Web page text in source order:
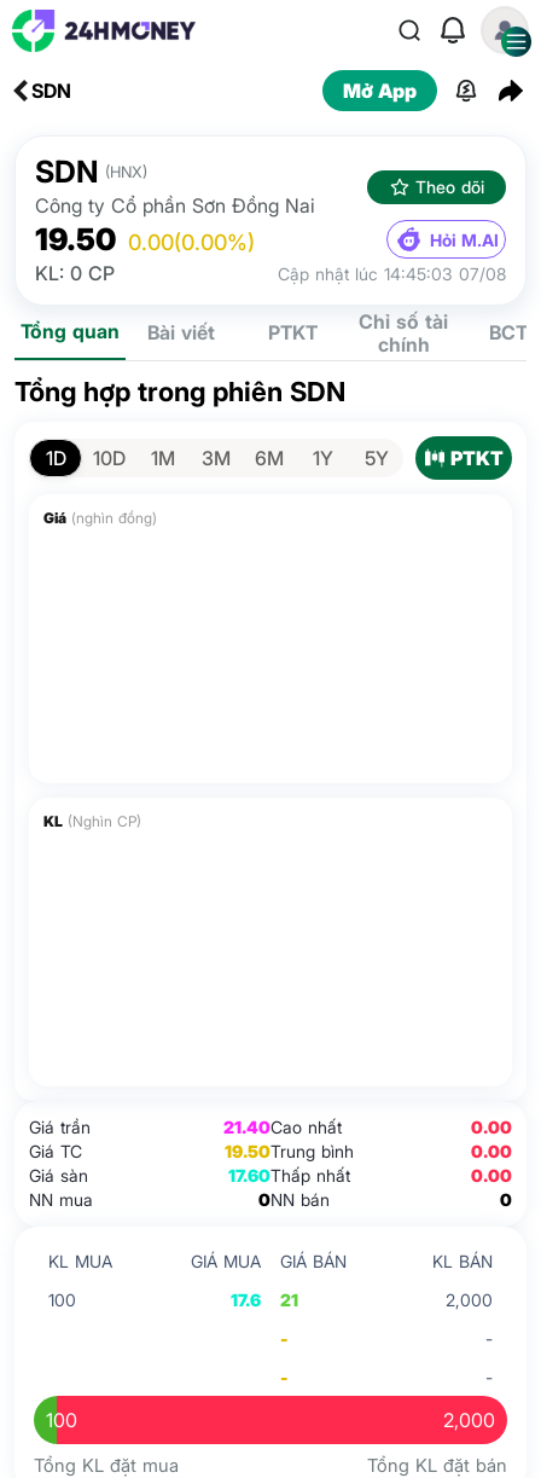
SDN Mở App
SDN (HNX)
Công ty Cổ phần Sơn Đồng Nai
Theo dõi
19.50 0.00(0.00%) Hỏi M.AI
KL: 0 CP Cập nhật lúc 14:45:03 07/08
Tổng quan Bài viết PTKT
Chỉ số tài
chính
BCTC
Tổng hợp trong phiên SDN
Giá trần
21.40
Giá TC
19.50
Giá sàn
17.60
NN mua
0
Cao nhất
0.00
Trung bình
0.00
Thấp nhất
0.00
NN bán
0
KL MUA GIÁ MUA GIÁ BÁN
KL BÁN
100
17.6 21
2,000
-
-
-
-
100 2,000
Tổng KL đặt mua Tổng KL đặt bán
1D 10D 1M 3M 6M 1Y 5Y PTKT
Giá (nghìn đồng)
KL (Nghìn CP)